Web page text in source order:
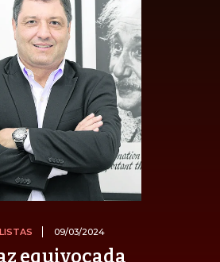
09/03/2024
equivocada